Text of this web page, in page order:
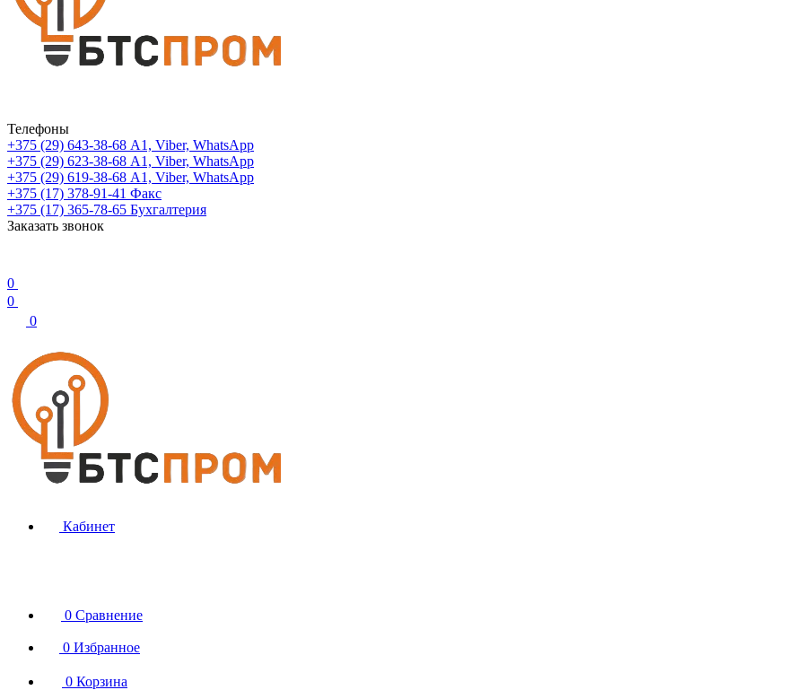
Телефоны
+375 (29) 643-38-68 А1, Viber, WhatsApp
+375 (29) 623-38-68 А1, Viber, WhatsApp
+375 (29) 619-38-68 А1, Viber, WhatsApp
+375 (17) 378-91-41 Факс
+375 (17) 365-78-65 Бухгалтерия
Заказать звонок
0
0
0
Кабинет
0 Сравнение
0 Избранное
0 Корзина